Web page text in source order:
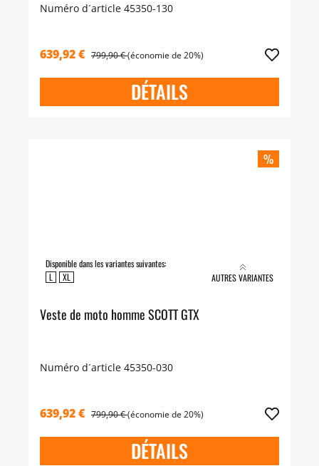
Numéro d´article 45350-130
639,92 € 799,90 €(économie de 20%)
DÉTAILS
%
Disponible dans les variantes suivantes:
L
XL AUTRES VARIANTES
Veste de moto homme SCOTT GTX
Numéro d´article 45350-030
639,92 € 799,90 €(économie de 20%)
DÉTAILS